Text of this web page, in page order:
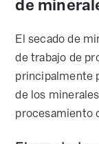
de
El secado de
de trabajo de
principalmente
de los
procesamiento